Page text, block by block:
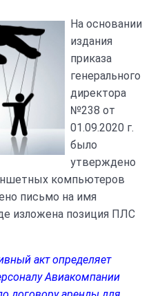
На основании
издания
приказа
генерального
директора
№238 от
01.09.2020 г.
было
утверждено
компьютеров
письмо на имя
изложена позиция ПЛС
акт определяет
Авиакомпании